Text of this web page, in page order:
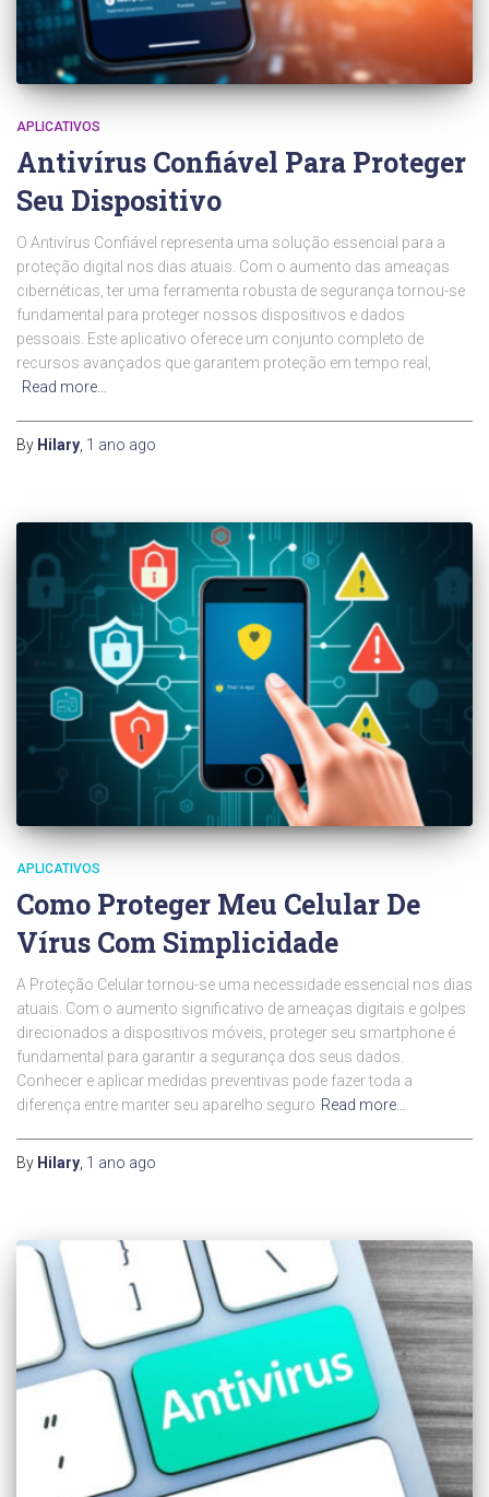
APLICATIVOS
Antivírus Confiável Para Proteger
Seu Dispositivo
O Antivírus Confiável representa uma solução essencial para a
proteção digital nos dias atuais. Com o aumento das ameaças
cibernéticas, ter uma ferramenta robusta de segurança tornou-se
fundamental para proteger nossos dispositivos e dados
pessoais. Este aplicativo oferece um conjunto completo de
recursos avançados que garantem proteção em tempo real,
Read more…
By Hilary 1 ano ago
APLICATIVOS
Como Proteger Meu Celular De
Vírus Com Simplicidade
A Proteção Celular tornou-se uma necessidade essencial nos dias
atuais. Com o aumento significativo de ameaças digitais e golpes
direcionados a dispositivos móveis, proteger seu smartphone é
fundamental para garantir a segurança dos seus dados.
Conhecer e aplicar medidas preventivas pode fazer toda a
diferença entre manter seu aparelho seguro Read more…
By Hilary, 1 ano ago